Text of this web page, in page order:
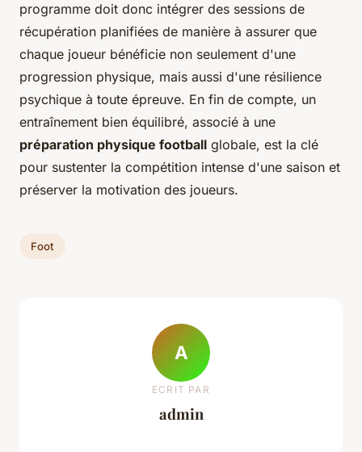
programme doit donc intégrer des sessions de
récupération planifiées de manière à assurer que
chaque joueur bénéficie non seulement d'une
progression physique, mais aussi d'une résilience
psychique à toute épreuve. En fin de compte, un
entraînement bien équilibré, associé à une
préparation physique football globale, est la clé
pour sustenter la compétition intense d'une saison et
préserver la motivation des joueurs.
Foot
A
ECRIT PAR
admin